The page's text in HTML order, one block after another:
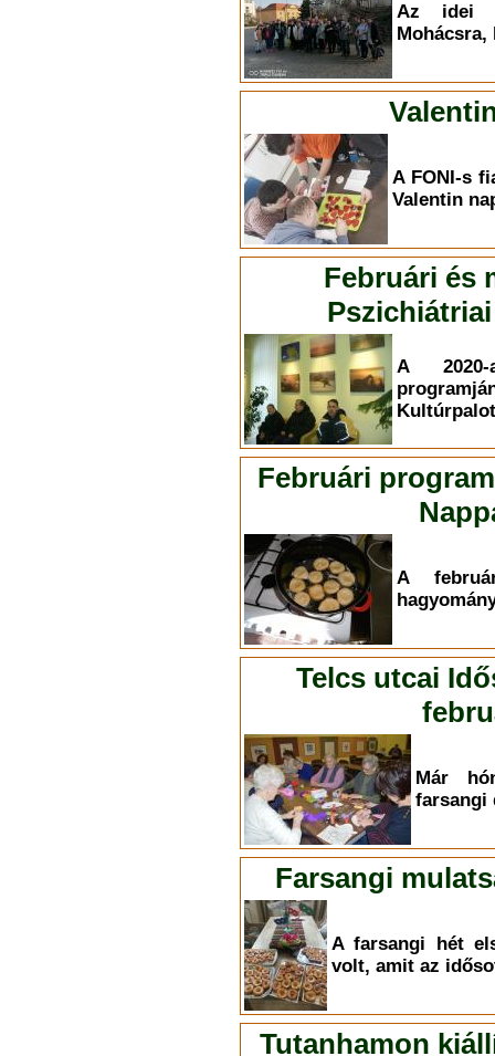
Az idei
Mohácsra,
A FONI-s
Valentin
Februári és
A
Februári
A
Telcs utcai
Már
farsangi
Farsangi
A farsangi hét
volt, amit az
Tutanhamon